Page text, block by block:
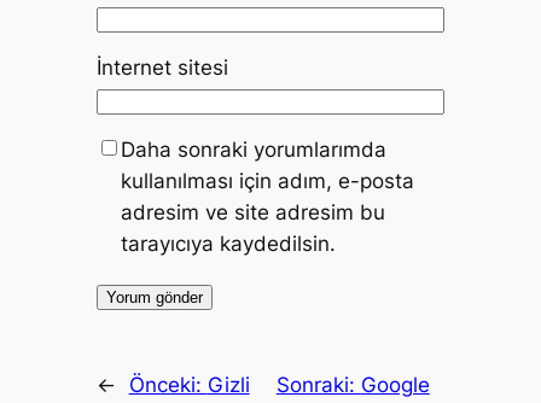
İnternet sitesi
Daha sonraki yorumlarımda
kullanılması için adım, e-posta
adresim ve site adresim bu
tarayıcıya kaydedilsin.
← Önceki: Gizli
Sonraki: Google